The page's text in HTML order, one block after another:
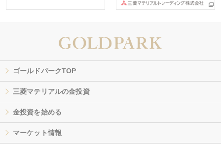
ゴールドパークTOP
三菱マテリアルの金投資
金投資を始める
マーケット情報